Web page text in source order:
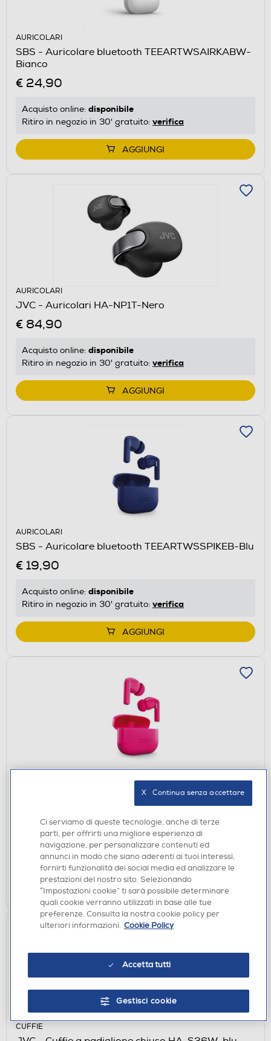
AURICOLARI
SBS - Auricolare bluetooth TEEARTWSAIRKABW-
Bianco
€ 24,90
Acquisto online: disponibile
Ritiro in negozio in 30' gratuito: verifica
AGGIUNGI
AURICOLARI
JVC - Auricolari HA-NP1T-Nero
€ 84,90
Acquisto online: disponibile
Ritiro in negozio in 30' gratuito: verifica
AGGIUNGI
AURICOLARI
SBS - Auricolare bluetooth TEEARTWSSPIKEB-Blu
€ 19,90
Acquisto online: disponibile
Ritiro in negozio in 30' gratuito: verifica
AGGIUNGI
SBS - Auricolare bluetooth TEEARTWSSPIKEP-
€ 19,90
Acquisto online: disponibile
Ritiro in negozio in 30' gratuito:verifica
AGGIUNGI
CUFFIE
Ci serviamo di queste tecnologie, anche di terze
parti, per offrirti una migliore esperienza di
navigazione, per personalizzare contenuti ed
annunci in modo che siano aderenti ai tuoi interessi,
fornirti funzionalità dei social media ed analizzare le
prestazioni del nostro sito. Selezionando
“Impostazioni cookie” ti sarà possibile determinare
quali cookie verranno utilizzati in base alle tue
preferenze. Consulta la nostra cookie policy per
ulteriori informazioni. Cookie Policy
Accetta tutti
Gestisci cookie
X   Continua senza accettare